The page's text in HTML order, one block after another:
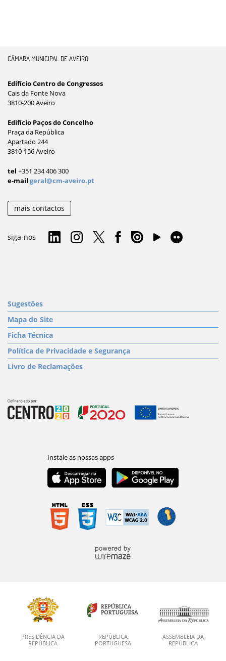
CÂMARA MUNICIPAL DE AVEIRO
Edifício Centro de Congressos
Cais da Fonte Nova
3810-200 Aveiro
Edifício Paços do Concelho
Praça da República
Apartado 244
3810-156 Aveiro
tel +351 234 406 300
e-mail geral@cm-aveiro.pt
mais contactos
siga-nos
Sugestões
Mapa do Site
Ficha Técnica
Política de Privacidade e Segurança
Livro de Reclamações
PRESIDÊNCIA DA
REPÚBLICA
REPÚBLICA
PORTUGUESA
ASSEMBLEIA DA
REPÚBLICA